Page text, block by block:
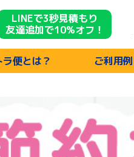
LINEで3秒見積もり
友達追加で10%オフ！
ラ便とは？ ご利用例